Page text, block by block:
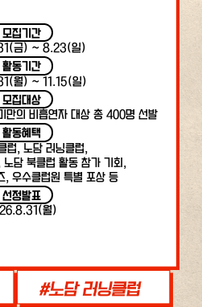
모집기간
금) ~ 8.23(일)
활동기간
월) ~ 11.15(일)
모집대상
의 비흡연자 대상 총 400명 선발
활동혜택
럽, 노담 러닝클럽,
노담 북클럽 활동 참가 기회,
, 우수클럽원 특별 포상 등
선정발표
월)